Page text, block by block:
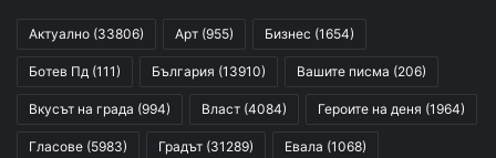
Актуално (33806) Арт (955) Бизнес (1654)
Ботев Пд (111) България (13910) Вашите писма (206)
Вкусът на града (994) Власт (4084) Героите на деня (1964)
Гласове (5983) Градът (31289) Евала (1068)